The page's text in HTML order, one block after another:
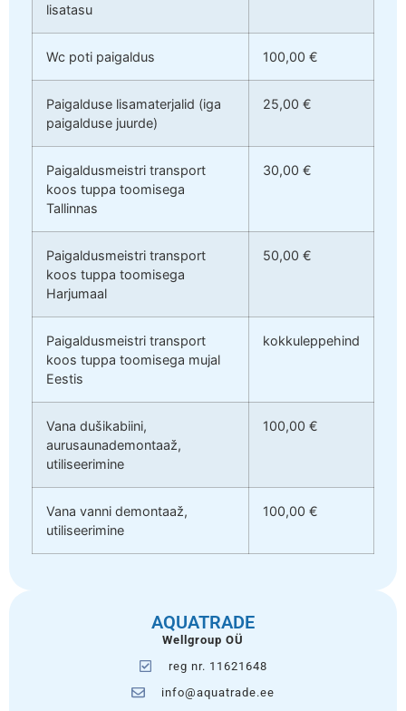
lisatasu
Wc poti paigaldus 100,00 €
Paigalduse lisamaterjalid (iga
paigalduse juurde)
25,00 €
Paigaldusmeistri transport
koos tuppa toomisega
Tallinnas
30,00 €
Paigaldusmeistri transport
koos tuppa toomisega
Harjumaal
50,00 €
Paigaldusmeistri transport
koos tuppa toomisega mujal
Eestis
kokkuleppehind
Vana dušikabiini,
aurusaunademontaaž,
utiliseerimine
100,00 €
Vana vanni demontaaž,
utiliseerimine
100,00 €
AQUATRADE
Wellgroup OÜ
reg nr. 11621648
info@aquatrade.ee